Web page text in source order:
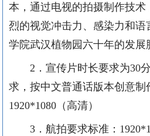
本，通过电视的拍摄制作技术
烈的视觉冲击力、感染力和
学院武汉植物园六十年的发展
2．宣传片时长要求为30分
求，按中文普通话版本创意制
1920*1080（高清）
3．航拍要求标准：